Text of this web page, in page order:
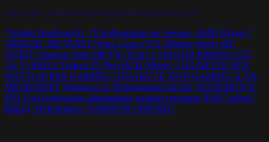
*Atelier Hardware31, *Configurateur sur mesure, AMD Ryzen 7
7800X3D, BE QUIET! Pure Loop 2 FX 360mm (Noir), BE
QUIET! Shadow base 800 FX (Noir), CORSAIR RM850e ATX
3.0, G.SKILL Trident Z5 Neo RGB (Blanc), GIGABYTE RTX
4070 Ti SUPER GAMING, GIGABYTE X670 GAMING X AX,
MICROSOFT Windows 11 Professionnel 64 bits, OCDESIGN X
H31 Kit d'extensions alimentation gainées premium (Full Carbon /
Black), Performance, SAMSUNG 990 PRO